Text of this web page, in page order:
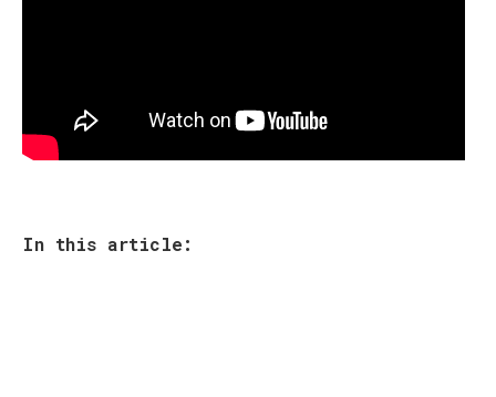
In this article: